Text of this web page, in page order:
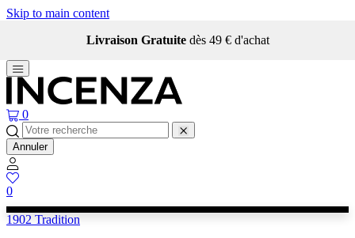
Skip to main content
Livraison Gratuite dès 49 € d'achat
0
Annuler
0
1902 Tradition